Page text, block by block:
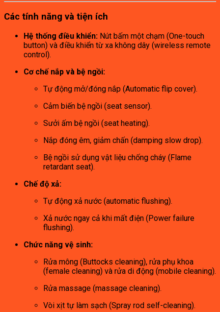
Các tính năng và tiện ích
Hệ thống điều khiển: Nút bấm một chạm (One-touch
button) và điều khiển từ xa không dây (wireless remote
control).
Cơ chế nắp và bệ ngồi:
Tự động mở/đóng nắp (Automatic flip cover).
Cảm biến bệ ngồi (seat sensor).
Sưởi ấm bệ ngồi (seat heating).
Nắp đóng êm, giảm chấn (damping slow drop).
Bệ ngồi sử dụng vật liệu chống cháy (Flame
retardant seat).
Chế độ xả:
Tự động xả nước (automatic flushing).
Xả nước ngay cả khi mất điện (Power failure
flushing).
Chức năng vệ sinh:
Rửa mông (Buttocks cleaning), rửa phụ khoa
(female cleaning) và rửa di động (mobile cleaning).
Rửa massage (massage cleaning).
Vòi xịt tự làm sạch (Spray rod self-cleaning).